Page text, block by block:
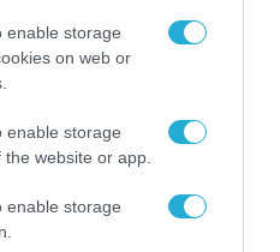
enable storage
on web or
enable storage
website or app.
enable storage
Morgan (με εντολή
ενδιαφέρον
στην
με τους ίδιους
συμφωνήθηκαν με
με την
ιδιώτες επενδυτές